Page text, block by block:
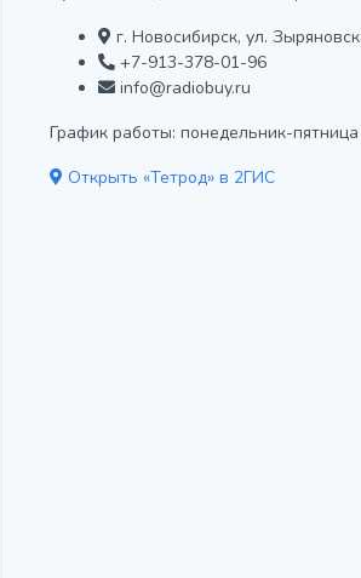
г. Новосибирск, ул.
+7-913-378-01-96
info@radiobuy.ru
График работы: понедельник-
Открыть «Тетрод» в 2ГИС